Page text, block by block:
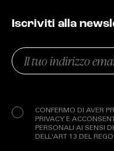
Iscriviti alla
Email
(Obbligatorio)
CONFERMO DI AVER
PRIVACY E
PERSONALI AI SENSI
DELL'ART 13 DEL